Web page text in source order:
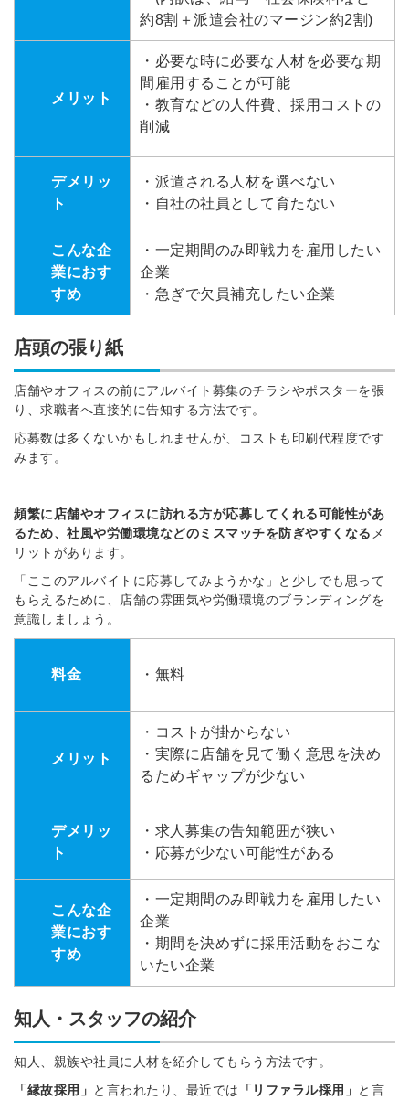
約8割＋派遣会社のマージン約2割)
メリット
・必要な時に必要な人材を必要な期
間雇用することが可能
・教育などの人件費、採用コストの
削減
デメリッ
ト
・派遣される人材を選べない
・自社の社員として育たない
こんな企
業におす
すめ
・一定期間のみ即戦力を雇用したい
企業
・急ぎで欠員補充したい企業
店頭の張り紙
店舗やオフィスの前にアルバイト募集のチラシやポスターを張
り、求職者へ直接的に告知する方法です。
応募数は多くないかもしれませんが、コストも印刷代程度です
みます。
頻繁に店舗やオフィスに訪れる方が応募してくれる可能性があ
るため、社風や労働環境などのミスマッチを防ぎやすくなる メ
リットがあります。
「ここのアルバイトに応募してみようかな」と少しでも思って
もらえるために、店舗の雰囲気や労働環境のブランディングを
意識しましょう。
料金 ・無料
メリット
・コストが掛からない
・実際に店舗を見て働く意思を決め
るためギャップが少ない
デメリッ
ト
・求人募集の告知範囲が狭い
・応募が少ない可能性がある
こんな企
業におす
すめ
・一定期間のみ即戦力を雇用したい
企業
・期間を決めずに採用活動をおこな
いたい企業
知人・スタッフの紹介
知人、親族や社員に人材を紹介してもらう方法です。
「縁故採用」 と言われたり、最近では 「リファラル採用」 と言